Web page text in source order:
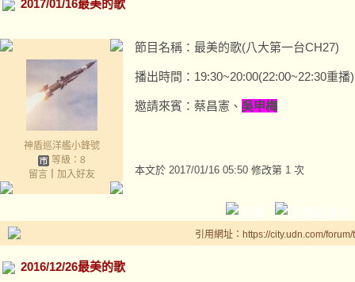
2017/01/16最美的歌
神盾巡洋艦小鋒號
等級：8
留言｜ 加入好友
節目名稱：最美的歌(八大第一台CH27)
播出時間：19:30~20:00(22:00~22:30重播)
邀請來賓：蔡昌憲、 吳申梅
本文於 2017/01/16 05:50 修改第 1 次
引用網址：https://city.udn.com/
2016/12/26最美的歌